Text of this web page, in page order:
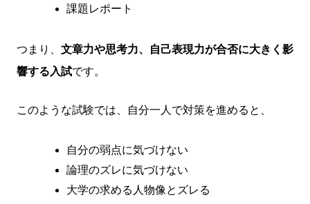
課題レポート
つまり、 文章力や思考力、自己表現力が合否に大きく影
響する入試です。
このような試験では、自分一人で対策を進めると、
自分の弱点に気づけない
論理のズレに気づけない
大学の求める人物像とズレる